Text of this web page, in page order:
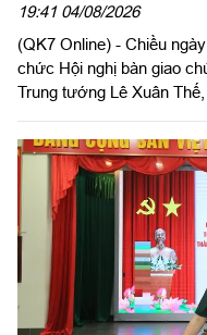
19:41 04/08/2026
(QK7 Online) - Chiều
chức Hội nghị bàn giao
Trung tướng Lê Xuân
lệnh Quân khu 7 và đồng
Chấp hành Trung ương
Quân sự tỉnh đồng chủ trì